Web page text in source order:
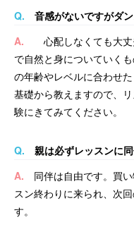
Q. 音感がないですがダ
A. 心配しなくても大丈
で自然と身についていくも
の年齢やレベルに合わせ
基礎から教えますので、
験にきてみてください。
Q. 親は必ずレッスンに
A. 同伴は自由です。買い
スン終わりに来られ、次
す。